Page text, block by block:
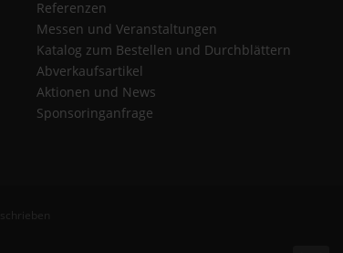
Referenzen
Messen und Veranstaltungen
Katalog zum Bestellen und Durchblättern
Abverkaufsartikel
Aktionen und News
Sponsoringanfrage